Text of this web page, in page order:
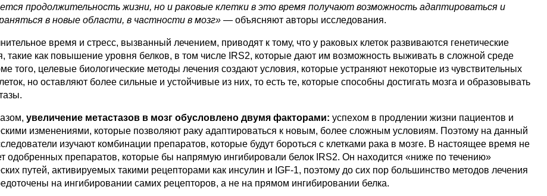
продолжительность жизни, но и раковые клетки в это время получают возможность адаптироваться и
в новые области, в частности в мозг» — объясняют авторы исследования.
время и стресс, вызванный лечением, приводят к тому, что у раковых клеток развиваются генетические
такие как повышение уровня белков, в том числе IRS2, которые дают им возможность выживать в сложной среде
того, целевые биологические методы лечения создают условия, которые устраняют некоторые из чувствительных
но оставляют более сильные и устойчивые из них, то есть те, которые способны достигать мозга и образовывать
увеличение метастазов в мозг обусловлено двумя факторами: успехом в продлении жизни пациентов и
изменениями, которые позволяют раку адаптироваться к новым, более сложным условиям. Поэтому на данный
изучают комбинации препаратов, которые будут бороться с клетками рака в мозге. В настоящее время не
одобренных препаратов, которые бы напрямую ингибировали белок IRS2. Он находится «ниже по течению»
путей, активируемых такими рецепторами как инсулин и IGF-1, поэтому до сих пор большинство методов лечения
на ингибировании самих рецепторов, а не на прямом ингибировании белка.